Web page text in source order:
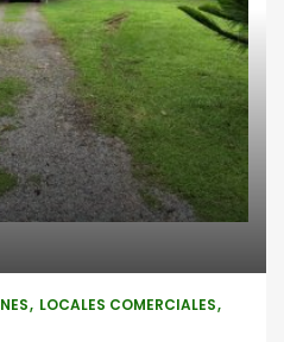
Inversiones
Negocios
LOCALES COMERCIALES